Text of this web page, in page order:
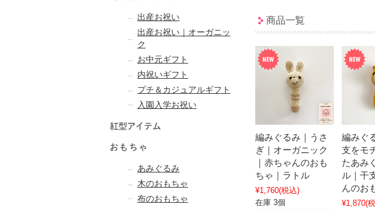
商品一覧
編みぐるみ｜うさ
ぎ｜オーガニック
｜赤ちゃんのおも
ちゃ｜ラトル
¥1,760(税込)
在庫 3個
編みぐ
支をモ
たあみ
ル｜干
んのお
¥1,870(
出産お祝い
出産お祝い｜オーガニッ
ク
お中元ギフト
内祝いギフト
プチ＆カジュアルギフト
入園入学お祝い
あみぐるみ
木のおもちゃ
布のおもちゃ